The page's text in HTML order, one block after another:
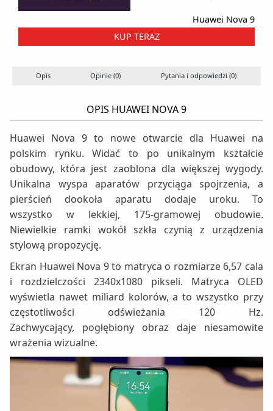
Huawei Nova 9
KUP TERAZ
Opis Opinie (0) Pytania i odpowiedzi (0)
OPIS HUAWEI NOVA 9
Huawei Nova 9 to nowe otwarcie dla Huawei na
polskim rynku. Widać to po unikalnym kształcie
obudowy, która jest zaoblona dla większej wygody.
Unikalna wyspa aparatów przyciąga spojrzenia, a
pierścień dookoła aparatu dodaje uroku. To
wszystko w lekkiej, 175-gramowej obudowie.
Niewielkie ramki wokół szkła czynią z urządzenia
stylową propozycję.
Ekran Huawei Nova 9 to matryca o rozmiarze 6,57 cala
i rozdzielczości 2340x1080 pikseli. Matryca OLED
wyświetla nawet miliard kolorów, a to wszystko przy
częstotliwości odświeżania 120 Hz.
Zachwycający, pogłębiony obraz daje niesamowite
wrażenia wizualne.